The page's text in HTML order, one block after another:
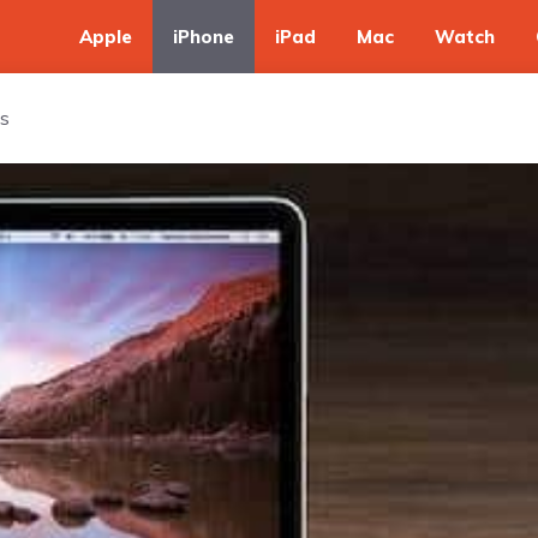
Apple iPhone iPad Mac Watch